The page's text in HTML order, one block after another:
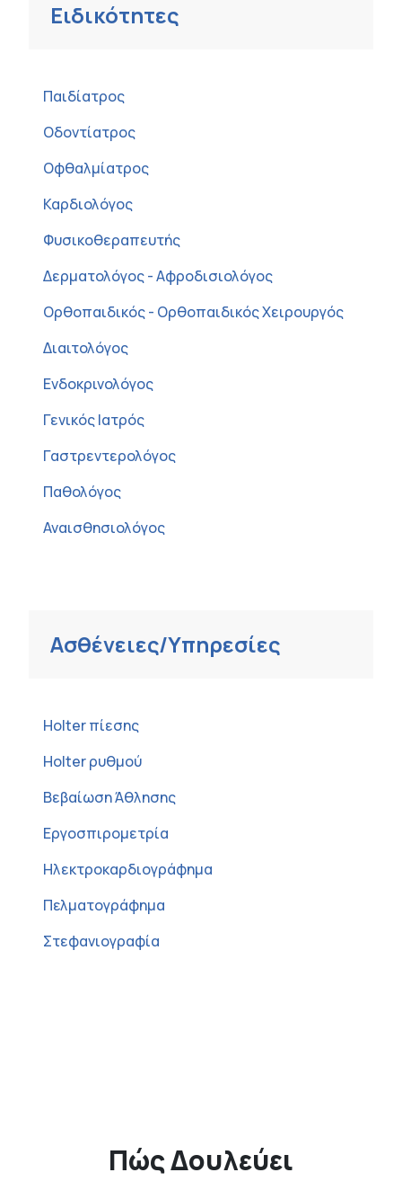
Ειδικότητες
Παιδίατρος
Οδοντίατρος
Οφθαλμίατρος
Καρδιολόγος
Φυσικοθεραπευτής
Δερματολόγος - Αφροδισιολόγος
Ορθοπαιδικός - Ορθοπαιδικός Χειρουργός
Διαιτολόγος
Ενδοκρινολόγος
Γενικός Ιατρός
Γαστρεντερολόγος
Παθολόγος
Αναισθησιολόγος
Ασθένειες/Υπηρεσίες
Holter πίεσης
Holter ρυθμού
Βεβαίωση Άθλησης
Εργοσπιρομετρία
Ηλεκτροκαρδιογράφημα
Πελματογράφημα
Στεφανιογραφία
Πώς Δουλεύει